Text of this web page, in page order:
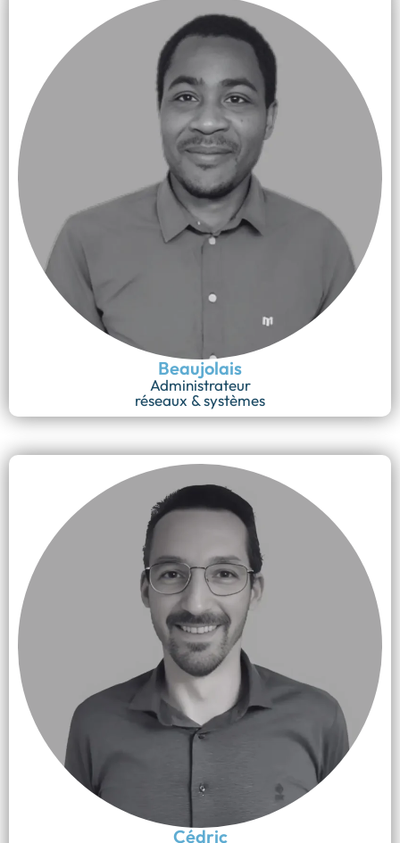
Beaujolais
Administrateur
réseaux & systèmes
Cédric